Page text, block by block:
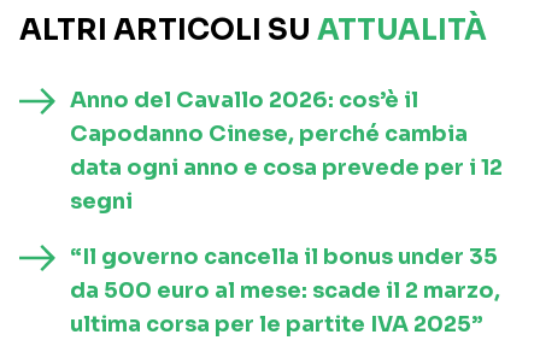
ALTRI ARTICOLI SU ATTUALITÀ
Anno del Cavallo 2026: cos’è il
Capodanno Cinese, perché cambia
data ogni anno e cosa prevede per i 12
segni
“Il governo cancella il bonus under 35
da 500 euro al mese: scade il 2 marzo,
ultima corsa per le partite IVA 2025”